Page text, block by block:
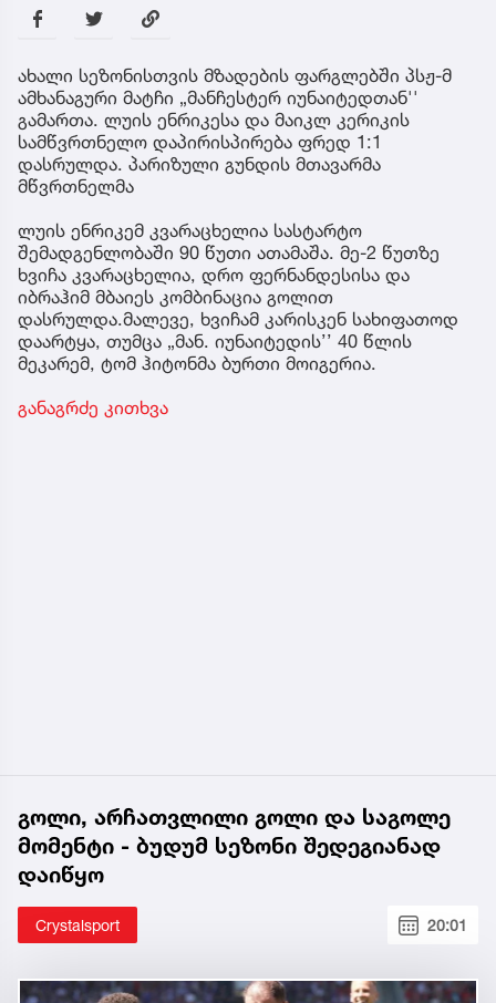
ახალი სეზონისთვის მზადების ფარგლებში პსჟ-მ
ამხანაგური მატჩი „მანჩესტერ იუნაიტედთან''
გამართა. ლუის ენრიკესა და მაიკლ კერიკის
სამწვრთნელო დაპირისპირება ფრედ 1:1
დასრულდა. პარიზული გუნდის მთავარმა
მწვრთნელმა
ლუის ენრიკემ კვარაცხელია სასტარტო
შემადგენლობაში 90 წუთი ათამაშა. მე-2 წუთზე
ხვიჩა კვარაცხელია, დრო ფერნანდესისა და
იბრაჰიმ მბაიეს კომბინაცია გოლით
დასრულდა.მალევე, ხვიჩამ კარისკენ სახიფათოდ
დაარტყა, თუმცა „მან. იუნაიტედის’’ 40 წლის
მეკარემ, ტომ ჰიტონმა ბურთი მოიგერია.
განაგრძე კითხვა
გოლი, არჩათვლილი გოლი და საგოლე
მომენტი - ბუდუმ სეზონი შედეგიანად
დაიწყო
Crystalsport 20:01